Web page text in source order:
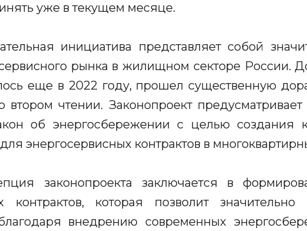
уже в текущем месяце.
инициатива представляет собой
рынка в жилищном секторе России.
еще в 2022 году, прошел существенную
втором чтении. Законопроект
об энергосбережении с целью создания
энергосервисных контрактов в
законопроекта заключается в
контрактов, которая позволит
внедрению современных